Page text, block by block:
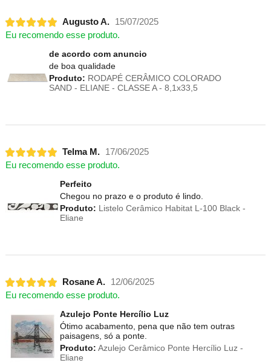
Augusto A.
15/07/2025
Eu recomendo esse produto.
de acordo com anuncio
de boa qualidade
Produto: RODAPÉ CERÂMICO COLORADO
SAND - ELIANE - CLASSE A - 8,1x33,5
Telma M.
17/06/2025
Eu recomendo esse produto.
Perfeito
Chegou no prazo e o produto é lindo.
Produto: Listelo Cerâmico Habitat L-100 Black -
Eliane
Rosane A.
12/06/2025
Eu recomendo esse produto.
Azulejo Ponte Hercílio Luz
Ótimo acabamento, pena que não tem outras
paisagens, só a ponte.
Produto: Azulejo Cerâmico Ponte Hercílio Luz -
Eliane